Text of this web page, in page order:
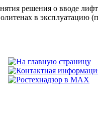
решения о вводе
в эксплуатацию